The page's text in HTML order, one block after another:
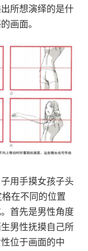
所想演绎的是什
画面。
用手摸女孩子头
在不同的位置
首先是男性角度
男性抚摸自己所
位于画面的中